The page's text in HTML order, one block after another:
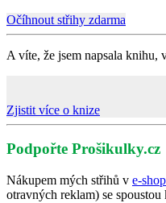
Očíhnout střihy zdarma
A víte, že jsem napsala knihu,
Zjistit více o knize
Podpořte Prošikulky.cz
Nákupem mých střihů v e-
otravných reklam) se